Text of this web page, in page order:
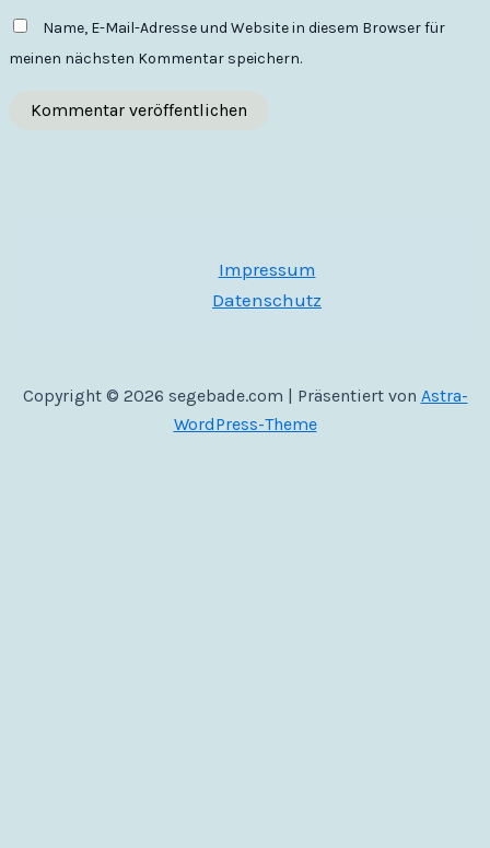
Name, E-Mail-Adresse und Website in diesem Browser für
meinen nächsten Kommentar speichern.
Impressum
Datenschutz
Copyright © 2026 segebade.com | Präsentiert von Astra-
WordPress-Theme